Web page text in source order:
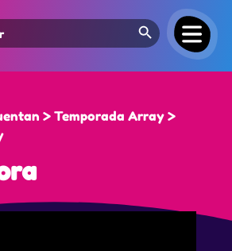
Search Button
> Temporada Array >